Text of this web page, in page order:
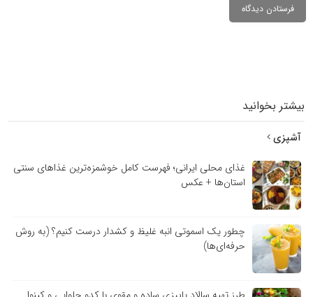
بیشتر بخوانید
آشپزی
غذای محلی ایرانی؛ فهرست کامل خوشمزه‌ترین غذاهای سنتی
استان‌ها + عکس
چطور یک اسموتی انبه غلیظ و کشدار درست کنیم؟ (به روش
حرفه‌ای‌ها)